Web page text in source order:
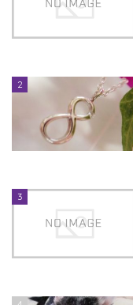
2
3